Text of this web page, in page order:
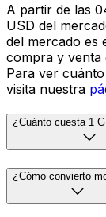
A partir de las
USD del
del mercado es
compra y venta
Para ver
visita nuestra
¿Cuánto cuesta 1
¿Cómo convierto